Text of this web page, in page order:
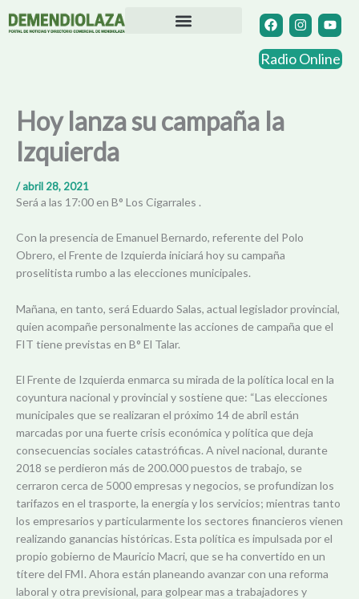
F
a
c
e
b
I
n
s
t
a
Y
o
u
t
u
Radio Online
Hoy lanza su campaña la
Izquierda
/abril 28, 2021
Será a las 17:00 en B° Los Cigarrales .
Con la presencia de Emanuel Bernardo, referente del Polo
Obrero, el Frente de Izquierda iniciará hoy su campaña
proselitista rumbo a las elecciones municipales.
Mañana, en tanto, será Eduardo Salas, actual legislador provincial,
quien acompañe personalmente las acciones de campaña que el
FIT tiene previstas en B° El Talar.
El Frente de Izquierda enmarca su mirada de la política local en la
coyuntura nacional y provincial y sostiene que: “Las elecciones
municipales que se realizaran el próximo 14 de abril están
marcadas por una fuerte crisis económica y política que deja
consecuencias sociales catastróficas. A nivel nacional, durante
2018 se perdieron más de 200.000 puestos de trabajo, se
cerraron cerca de 5000 empresas y negocios, se profundizan los
tarifazos en el trasporte, la energía y los servicios; mientras tanto
los empresarios y particularmente los sectores financieros vienen
realizando ganancias históricas. Esta política es impulsada por el
propio gobierno de Mauricio Macri, que se ha convertido en un
títere del FMI. Ahora están planeando avanzar con una reforma
laboral y otra previsional, para golpear mas a trabajadores y